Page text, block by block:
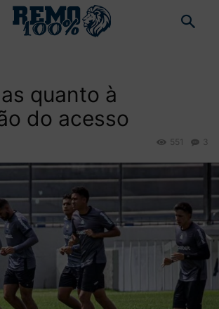
quanto à
do acesso
3
551